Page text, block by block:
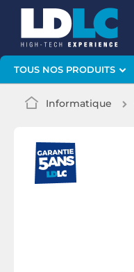
TOUS NOS PRODUITS
Informatique